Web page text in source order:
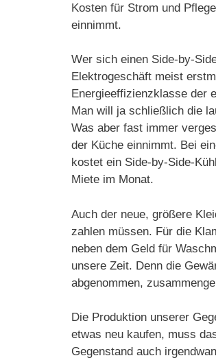
Kosten für Strom und
einnimmt.
Wer sich einen Side-by-
Elektrogeschäft meist
Energieeffizienzklasse der
Man will ja schließlich die
Was aber fast immer
der Küche einnimmt. Bei
kostet ein Side-by-Side-
Miete im Monat.
Auch der neue, größere
zahlen müssen. Für die
neben dem Geld für
unsere Zeit. Denn die
abgenommen,
Die Produktion unserer
etwas neu kaufen, muss
Gegenstand auch